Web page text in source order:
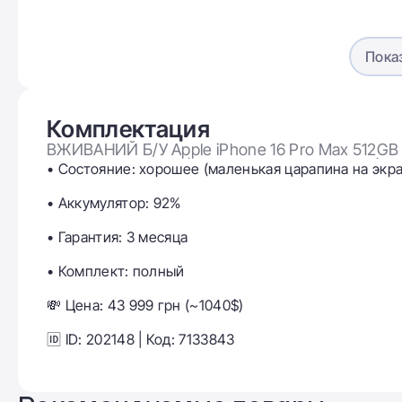
Корпус iPhone 16 Pro выполнен из титана 5-го
покрытием. Титан имеет одно из самых высоких
делает эти модели невероятно прочными и
Управление камерой
Фронтальная камера
SIM-карта
Вес
Комплектация
ВЖИВАНИЙ Б/У Apple iPhone 16 Pro Max
Аккумулятор: 92% | Комплектация: полный |
• Состояние: хорошее (маленькая царапина на
• Аккумулятор: 92%
• Гарантия: 3 месяца
• Комплект: полный
💸 Цена: 43 999 грн (~1040$)
🆔 ID: 202148 | Код: 7133843